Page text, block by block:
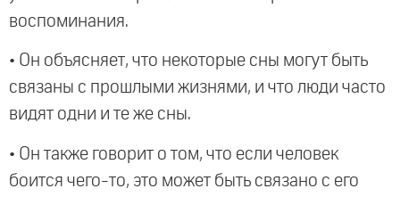
воспоминания.
• Он объясняет, что некоторые сны могут быть
связаны с прошлыми жизнями, и что люди часто
видят одни и те же сны.
• Он также говорит о том, что если человек
боится чего-то, это может быть связано с его